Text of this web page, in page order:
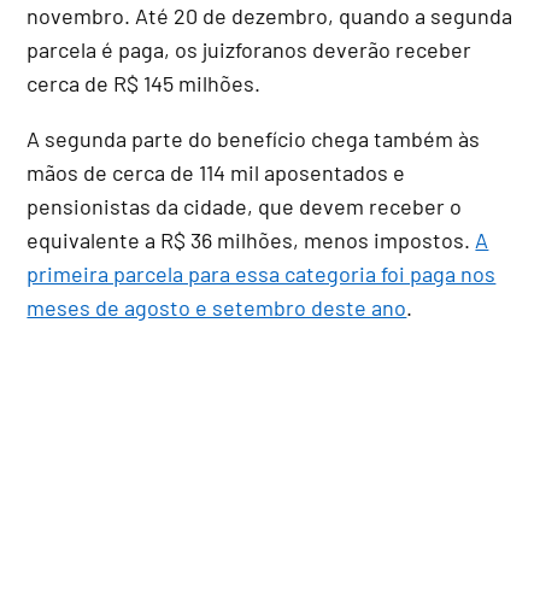
novembro. Até 20 de dezembro, quando a segunda
parcela é paga, os juizforanos deverão receber
cerca de R$ 145 milhões.
A segunda parte do benefício chega também às
mãos de cerca de 114 mil aposentados e
pensionistas da cidade, que devem receber o
equivalente a R$ 36 milhões, menos impostos. A
primeira parcela para essa categoria foi paga nos
meses de agosto e setembro deste ano.